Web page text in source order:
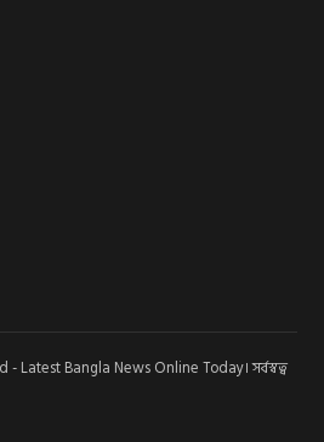
Latest Bangla News Online Today। সর্বস্বত্ব